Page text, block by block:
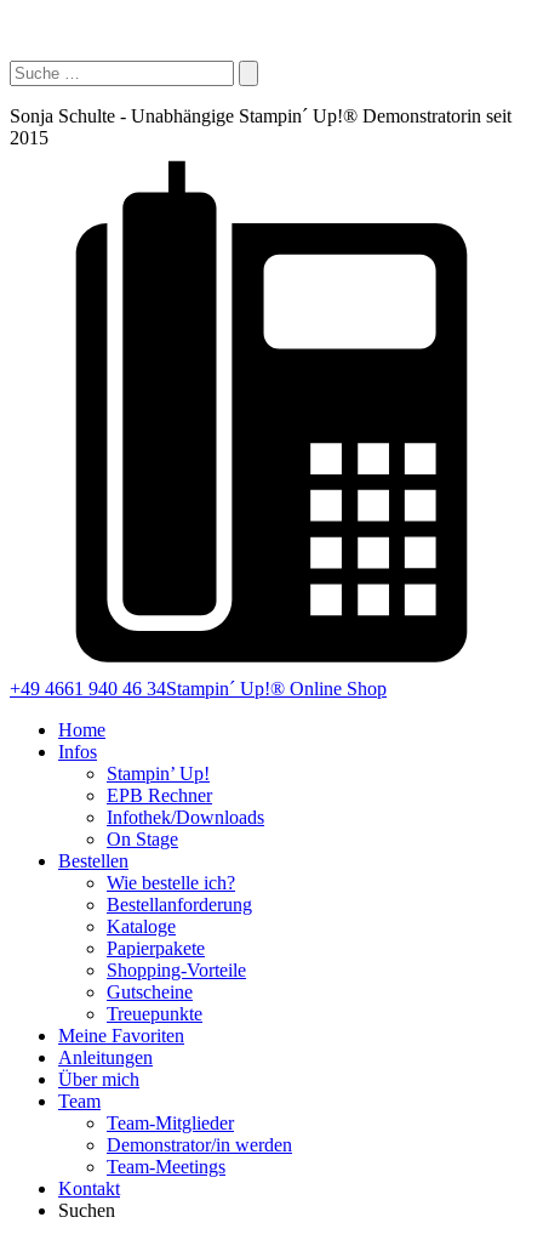
Sonja Schulte - Unabhängige Stampin´ Up!® Demonstratorin seit
2015
+49 4661 940 46 34Stampin´ Up!® Online Shop
Home
Infos
Stampin’ Up!
EPB Rechner
Infothek/Downloads
On Stage
Bestellen
Wie bestelle ich?
Bestellanforderung
Kataloge
Papierpakete
Shopping-Vorteile
Gutscheine
Treuepunkte
Meine Favoriten
Anleitungen
Über mich
Team
Team-Mitglieder
Demonstrator/in werden
Team-Meetings
Kontakt
Suchen